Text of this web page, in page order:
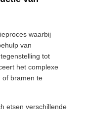
waarbij
van
tot
het complexe
of bramen te
etsen verschillende